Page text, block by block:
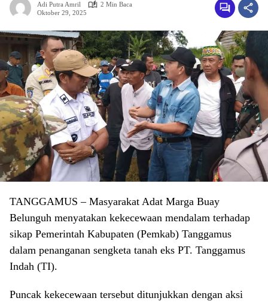
Adi Putra Amril
2 Min Baca
Oktober 29, 2025
TANGGAMUS – Masyarakat Adat Marga Buay
Belunguh menyatakan kekecewaan mendalam terhadap
sikap Pemerintah Kabupaten (Pemkab) Tanggamus
dalam penanganan sengketa tanah eks PT. Tanggamus
Indah (TI).
​Puncak kekecewaan tersebut ditunjukkan dengan aksi